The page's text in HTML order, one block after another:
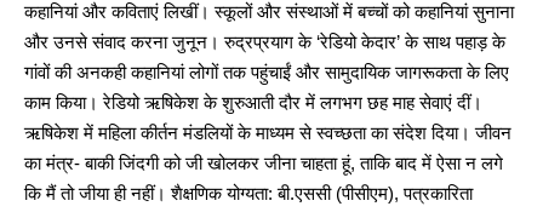
कहानियां और कविताएं लिखीं। स्कूलों और संस्थाओं में बच्चों को कहानियां सुनाना
और उनसे संवाद करना जुनून। रुद्रप्रयाग के ‘रेडियो केदार’ के साथ पहाड़ के
गांवों की अनकही कहानियां लोगों तक पहुंचाईं और सामुदायिक जागरूकता के लिए
काम किया। रेडियो ऋषिकेश के शुरुआती दौर में लगभग छह माह सेवाएं दीं।
ऋषिकेश में महिला कीर्तन मंडलियों के माध्यम से स्वच्छता का संदेश दिया। जीवन
का मंत्र- बाकी जिंदगी को जी खोलकर जीना चाहता हूं, ताकि बाद में ऐसा न लगे
कि मैं तो जीया ही नहीं। शैक्षणिक योग्यता: बी.एससी (पीसीएम), पत्रकारिता